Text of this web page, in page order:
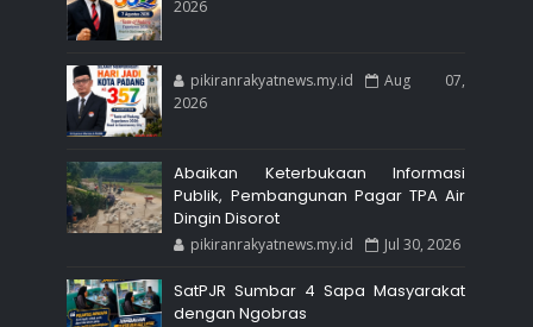
2026
pikiranrakyatnews.my.id
Aug 07,
2026
Abaikan Keterbukaan Informasi
Publik, Pembangunan Pagar TPA Air
Dingin Disorot
pikiranrakyatnews.my.id Jul 30, 2026
SatPJR Sumbar 4 Sapa Masyarakat
dengan Ngobras